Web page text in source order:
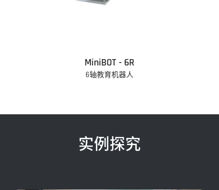
MiniBOT - 6R
6轴教育机器人
实例探究